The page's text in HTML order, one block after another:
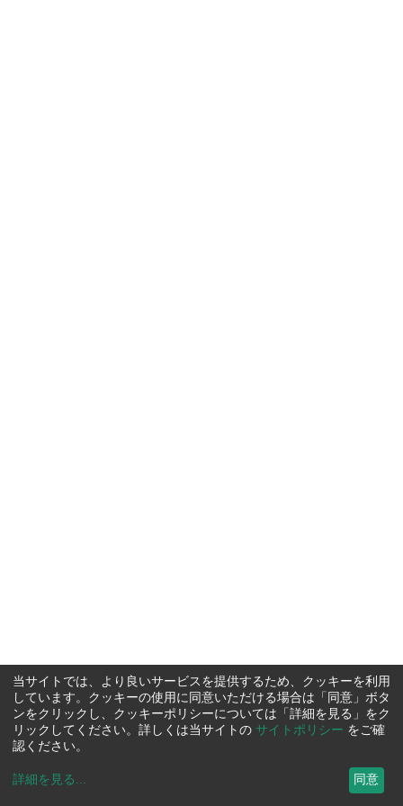
当サイトでは、より良いサービスを提供するため、クッキーを利用
しています。クッキーの使用に同意いただける場合は「同意」ボタ
ンをクリックし、クッキーポリシーについては「詳細を見る」をク
リックしてください。詳しくは当サイトの サイトポリシー をご確
認ください。
詳細を見る ... 同意